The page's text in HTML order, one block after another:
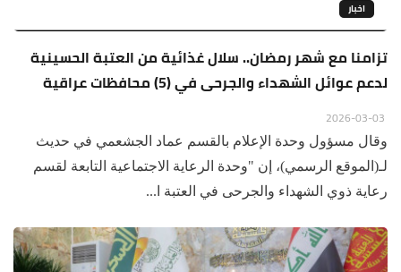
اخبار
‏تزامنا مع شهر رمضان.. سلال غذائية من العتبة الحسينية
لدعم عوائل الشهداء والجرحى في (5) محافظات عراقية
‏وقال مسؤول وحدة الإعلام بالقسم عماد الجشعمي في حديث
لـ(الموقع الرسمي)، إن "وحدة الرعاية الاجتماعية التابعة لقسم
رعاية ذوي الشهداء والجرحى في العتبة ا...